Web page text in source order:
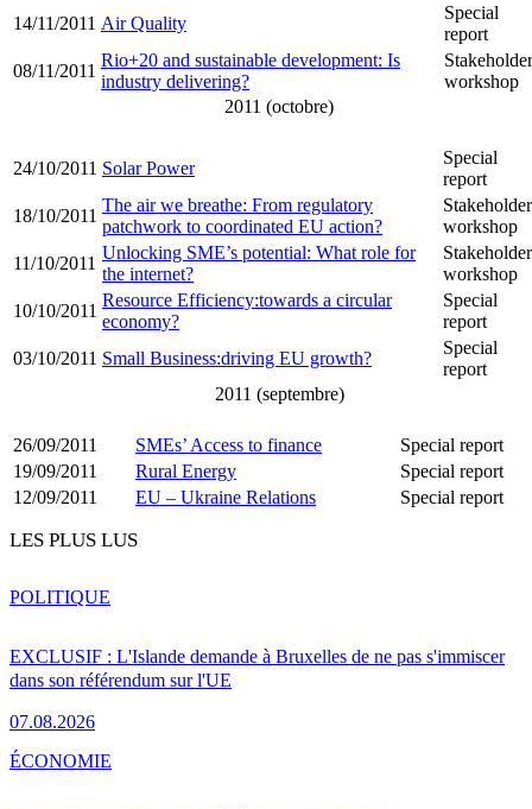
14/11/2011 Air Quality
Special
report
08/11/2011
Rio+20 and sustainable development: Is
industry delivering?
Stakeholder
workshop
2011 (octobre)
24/10/2011 Solar Power
Special
report
18/10/2011
The air we breathe: From regulatory
patchwork to coordinated EU action?
Stakeholder
workshop
11/10/2011
Unlocking SME’s potential: What role for
the internet?
Stakeholder
workshop
10/10/2011
Resource Efficiency:towards a circular
economy?
Special
report
03/10/2011 Small Business:driving EU growth?
Special
report
2011 (septembre)
26/09/2011 SMEs’ Access to finance
Special report
19/09/2011
Rural Energy
Special report
12/09/2011
EU – Ukraine Relations Special report
LES PLUS LUS
EXCLUSIF : L'Islande demande à Bruxelles de ne pas s'immiscer
dans son référendum sur l'UE
07.08.2026
POLITIQUE
ÉCONOMIE